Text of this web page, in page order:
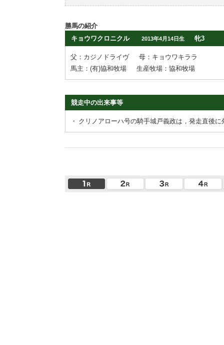
勝馬の紹介
キョウワクロニクル
2013年4月14日生 牝3
父：カジノドライヴ
母：キョウワキララ
馬主：(有)協和牧場
生産牧場：協和牧場
競走中の出来事等
・ クリノアローハ号の騎手城戸義政は，発走直後